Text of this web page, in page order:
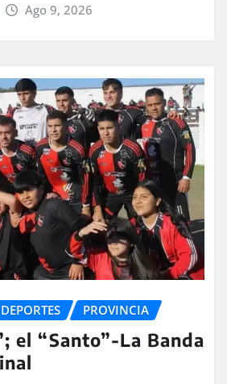
Ago 9, 2026
DEPORTES PROVINCIA
el “Santo”-La Banda